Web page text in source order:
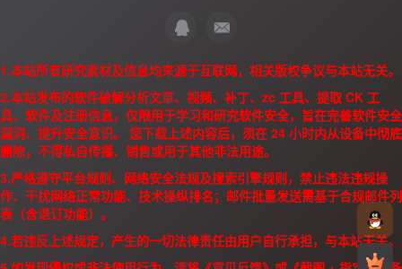
1.本站所有研究素材及信息均来源于互联网，相关版权争议与本站无关。
2.本站发布的软件破解分析文章、视频、补丁、zc 工具、提取 CK 工
具、软件及注册信息，仅限用于学习和研究软件安全，旨在完善软件安全
漏洞、提升安全意识。 您下载上述内容后，须在 24 小时内从设备中彻底
删除，不得私自传播、销售或用于其他非法用途。
3.严格遵守平台规则、网络安全法规及搜索引擎规则，禁止违法违规操
作、干扰网络正常功能、技术操纵排名；邮件批量发送需基于合规邮件列
表（含退订功能）。
4.若违反上述规定，产生的一切法律责任由用户自行承担，与本站无关。